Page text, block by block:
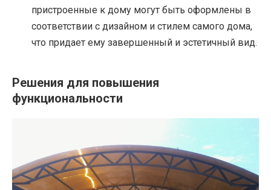
пристроенные к дому могут быть оформлены в
соответствии с дизайном и стилем самого дома,
что придает ему завершенный и эстетичный вид.
Решения для повышения
функциональности